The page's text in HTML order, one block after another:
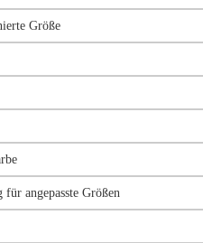
Größe
für angepasste Größen